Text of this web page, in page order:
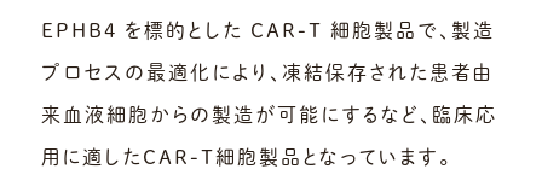
EPHB4 を標的とした CAR-T 細胞製品で、製造
プロセスの最適化により、凍結保存された患者由
来血液細胞からの製造が可能にするなど、臨床応
用に適したCAR-T細胞製品となっています。